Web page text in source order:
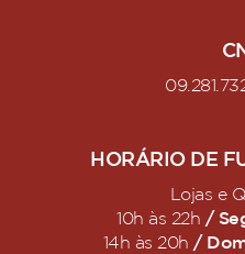
HORÁRIO DE
Lojas e
10h às 22h /
14h às 20h /